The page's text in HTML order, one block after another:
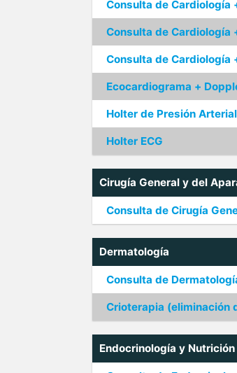
Consulta de Cardiología
Consulta de Cardiología
Consulta de Cardiología
Ecocardiograma +
Holter de Presión Arterial
Holter ECG
Cirugía General y del
Consulta de Cirugía
Dermatología
Consulta de
Crioterapia (eliminación
Endocrinología y Nutrición